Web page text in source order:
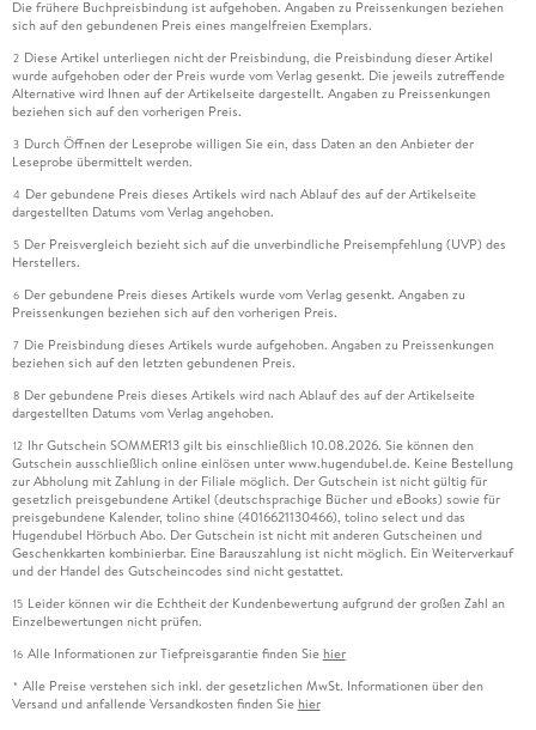
Die frühere Buchpreisbindung ist aufgehoben. Angaben zu Preissenkungen beziehen
sich auf den gebundenen Preis eines mangelfreien Exemplars.
2 Diese Artikel unterliegen nicht der Preisbindung, die Preisbindung dieser Artikel
wurde aufgehoben oder der Preis wurde vom Verlag gesenkt. Die jeweils zutreffende
Alternative wird Ihnen auf der Artikelseite dargestellt. Angaben zu Preissenkungen
beziehen sich auf den vorherigen Preis.
3 Durch Öffnen der Leseprobe willigen Sie ein, dass Daten an den Anbieter der
Leseprobe übermittelt werden.
4 Der gebundene Preis dieses Artikels wird nach Ablauf des auf der Artikelseite
dargestellten Datums vom Verlag angehoben.
5 Der Preisvergleich bezieht sich auf die unverbindliche Preisempfehlung (UVP) des
Herstellers.
6 Der gebundene Preis dieses Artikels wurde vom Verlag gesenkt. Angaben zu
Preissenkungen beziehen sich auf den vorherigen Preis.
7 Die Preisbindung dieses Artikels wurde aufgehoben. Angaben zu Preissenkungen
beziehen sich auf den letzten gebundenen Preis.
8 Der gebundene Preis dieses Artikels wird nach Ablauf des auf der Artikelseite
dargestellten Datums vom Verlag angehoben.
12 Ihr Gutschein SOMMER13 gilt bis einschließlich 10.08.2026. Sie können den
Gutschein ausschließlich online einlösen unter www.hugendubel.de. Keine Bestellung
zur Abholung mit Zahlung in der Filiale möglich. Der Gutschein ist nicht gültig für
gesetzlich preisgebundene Artikel (deutschsprachige Bücher und eBooks) sowie für
preisgebundene Kalender, tolino shine (4016621130466), tolino select und das
Hugendubel Hörbuch Abo. Der Gutschein ist nicht mit anderen Gutscheinen und
Geschenkkarten kombinierbar. Eine Barauszahlung ist nicht möglich. Ein Weiterverkauf
und der Handel des Gutscheincodes sind nicht gestattet.
15 Leider können wir die Echtheit der Kundenbewertung aufgrund der großen Zahl an
Einzelbewertungen nicht prüfen.
16 Alle Informationen zur Tiefpreisgarantie finden Sie hier
* Alle Preise verstehen sich inkl. der gesetzlichen MwSt. Informationen über den
Versand und anfallende Versandkosten finden Sie hier